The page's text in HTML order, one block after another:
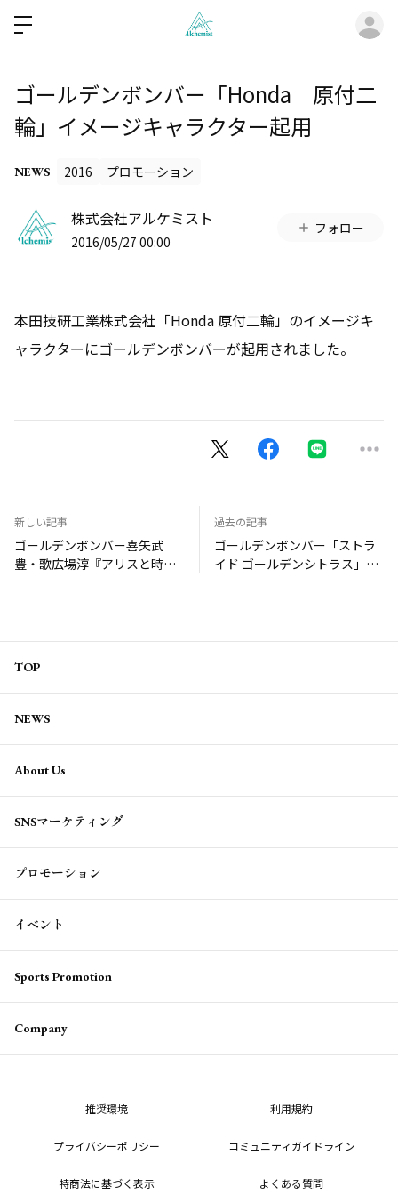
ゴールデンボンバー「Honda 原付二
輪」イメージキャラクター起用
NEWS 2016 プロモーション
株式会社アルケミスト
2016/05/27 00:00
フォロー
本田技研工業株式会社「Honda 原付二輪」のイメージキ
ャラクターにゴールデンボンバーが起用されました。
新しい記事
ゴールデンボンバー喜矢武
豊・歌広場淳『アリスと時間
過去の記事
ゴールデンボンバー「ストラ
イド ゴールデンシトラス」コ
TOP
NEWS
About Us
SNSマーケティング
プロモーション
イベント
Sports Promotion
Company
推奨環境 利用規約
プライバシーポリシー コミュニティガイドライン
特商法に基づく表示 よくある質問